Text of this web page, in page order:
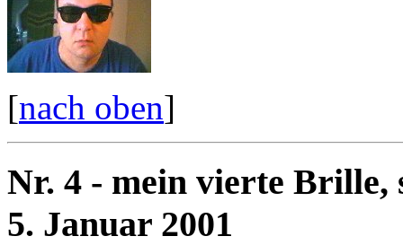
[nach oben]
Nr. 4 - mein vierte Brille,
5. Januar 2001